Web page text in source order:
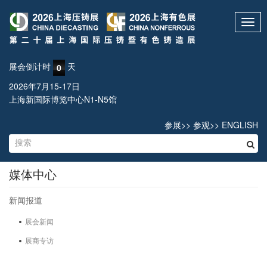
展会倒计时 0 天
2026年7月15-17日
上海新国际博览中心N1-N5馆
参展>> 参观>> ENGLISH
媒体中心
新闻报道
展会新闻
展商专访